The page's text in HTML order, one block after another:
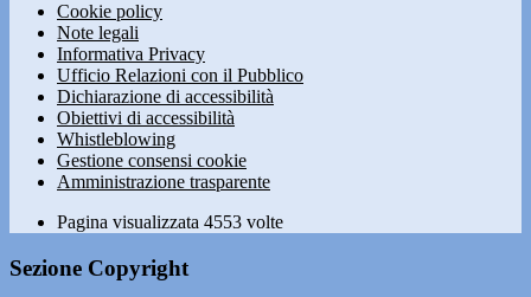
Cookie policy
Note legali
Informativa Privacy
Ufficio Relazioni con il Pubblico
Dichiarazione di accessibilità
Obiettivi di accessibilità
Whistleblowing
Gestione consensi cookie
Amministrazione trasparente
Pagina visualizzata 4553 volte
Sezione Copyright